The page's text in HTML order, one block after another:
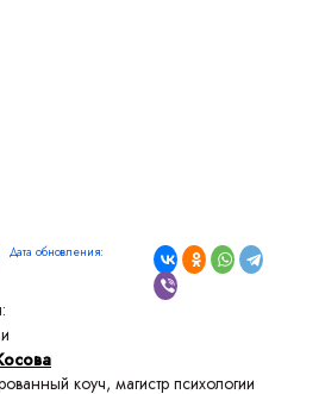
обновления:
коуч, магистр психологии